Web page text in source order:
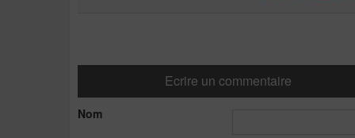
Ecrire un commentaire
Nom